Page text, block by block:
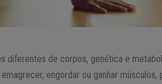
diferentes de corpos, genética e
engordar ou ganhar músculos,